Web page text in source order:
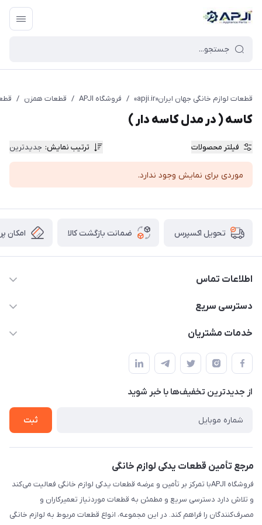
قطعات یدکی و جانبی لوازم خانگی جهان ایران
قطعات لوازم خانگی جهان ایران«apji.ir» / فروشگاه APJI / قطعات همزن /
کاسه ( در مدل کاسه دار )
فیلتر محصولات ترتیب نمایش: جدیدترین
موردی برای نمایش وجود ندارد.
تحویل اکسپرس ضمانت بازگشت کالا امکان
اطلاعات تماس
09106753413
دسترسی سریع
حساب کاربری
لیست محصولات
درباره ما
خدمات مشتریان
قوانین و مقررات
حریم خصوصی
راهنما
از جدید‌ترین تخفیف‌ها با‌ خبر شوید
ثبت
مرجع تأمین قطعات یدکی لوازم خانگی
فروشگاه APJIبا تمرکز بر تأمین و عرضه قطعات یدکی لوازم خانگی فعالیت می‌کند
و تلاش دارد دسترسی سریع و مطمئن به قطعات موردنیاز تعمیرکاران و
مصرف‌کنندگان را فراهم کند. در این مجموعه، انواع قطعات مربوط به لوازم خانگی